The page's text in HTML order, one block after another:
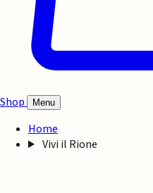
Shop Menu
Home
Vivi il Rione